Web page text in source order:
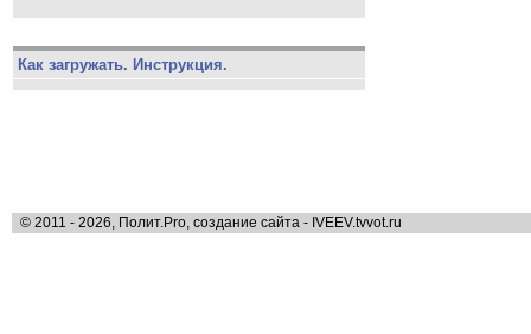
Как загружать. Инструкция.
© 2011 - 2026, Полит.Pro, создание сайта - IVEEV.tvvot.ru